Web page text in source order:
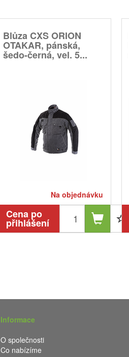
Blůza CXS ORION
OTAKAR, pánská,
šedo-černá, vel. 5...
Na objednávku
Cena po
přihlášení
Informace
O společnosti
Co nabízíme